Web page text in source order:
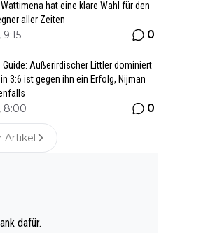
hat eine klare Wahl für den
aller Zeiten
0
Guide: Außerirdischer Littler dominiert
3:6 ist gegen ihn ein Erfolg, Nijman
8:00 0
Artikel
dafür.